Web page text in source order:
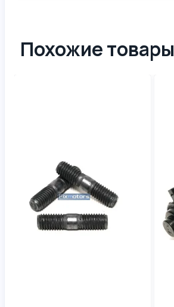
Похожие товары